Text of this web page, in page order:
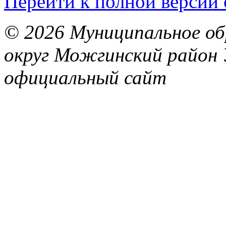
© 2026 Муниципальное
округ Можгинский район
официальный сайт